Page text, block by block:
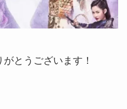
とうございます！